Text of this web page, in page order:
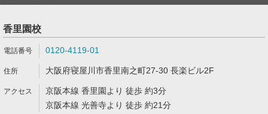
香里園校
0120-4119-01
大阪府寝屋川市香里南之町27-30 長楽ビル2F
京阪本線 香里園より 徒歩 約3分
京阪本線 光善寺より 徒歩 約21分